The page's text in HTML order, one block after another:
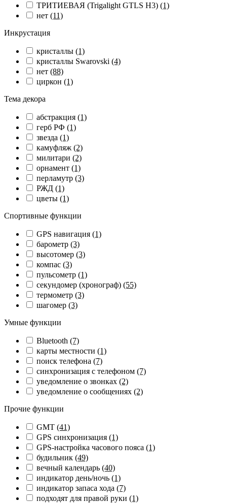
ТРИТИЕВАЯ (Trigalight GTLS H3) (1)
нет (11)
Инкрустация
кристаллы (1)
кристаллы Swarovski (4)
нет (88)
циркон (1)
Тема декора
абстракция (1)
герб РФ (1)
звезда (1)
камуфляж (2)
милитари (2)
орнамент (1)
перламутр (3)
РЖД (1)
цветы (1)
Спортивные функции
GPS навигация (1)
барометр (3)
высотомер (3)
компас (3)
пульсометр (1)
секундомер (хронограф) (55)
термометр (3)
шагомер (3)
Умные функции
Bluetooth (7)
карты местности (1)
поиск телефона (7)
синхронизация с телефоном (7)
уведомление о звонках (2)
уведомление о сообщениях (2)
Прочие функции
GMT (41)
GPS синхронизация (1)
GPS-настройка часового пояса (1)
будильник (49)
вечный календарь (40)
индикатор день/ночь (1)
индикатор запаса хода (7)
подходят для правой руки (1)